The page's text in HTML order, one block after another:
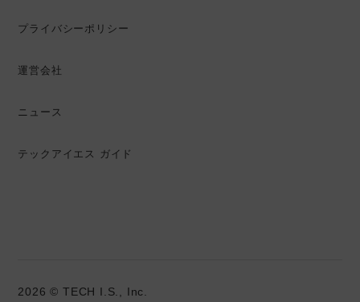
プライバシーポリシー
運営会社
ニュース
テックアイエス ガイド
2026 © TECH I.S., Inc.